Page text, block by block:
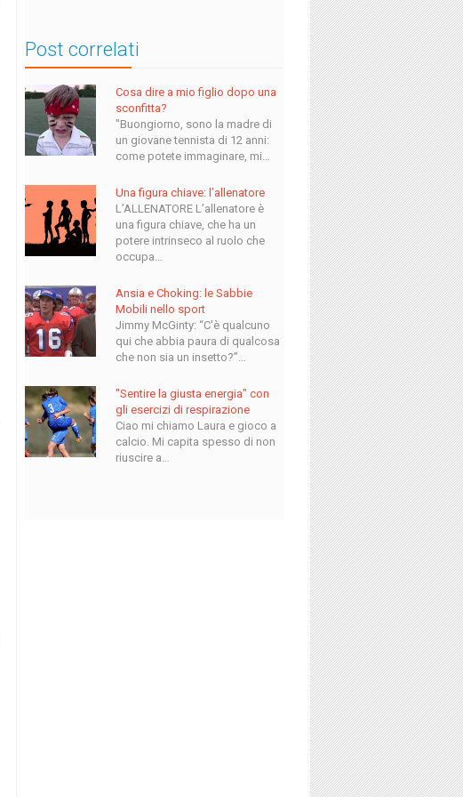
Post correlati
Cosa dire a mio figlio dopo una
sconfitta?
"Buongiorno, sono la madre di
un giovane tennista di 12 anni:
come potete immaginare, mi…
Una figura chiave: l’allenatore
L’ALLENATORE L’allenatore è
una figura chiave, che ha un
potere intrinseco al ruolo che
occupa…
Ansia e Choking: le Sabbie
Mobili nello sport
Jimmy McGinty: “C'è qualcuno
qui che abbia paura di qualcosa
che non sia un insetto?”…
"Sentire la giusta energia" con
gli esercizi di respirazione
Ciao mi chiamo Laura e gioco a
calcio. Mi capita spesso di non
riuscire a…